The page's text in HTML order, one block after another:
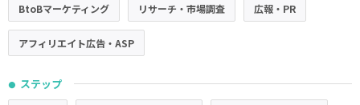
BtoBマーケティング リサーチ・市場調査 広報・PR
アフィリエイト広告・ASP
● ステップ